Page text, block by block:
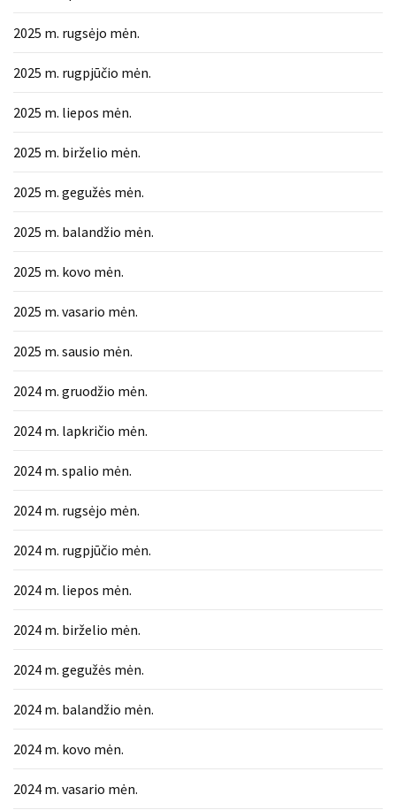
2025 m. rugsėjo mėn.
2025 m. rugpjūčio mėn.
2025 m. liepos mėn.
2025 m. birželio mėn.
2025 m. gegužės mėn.
2025 m. balandžio mėn.
2025 m. kovo mėn.
2025 m. vasario mėn.
2025 m. sausio mėn.
2024 m. gruodžio mėn.
2024 m. lapkričio mėn.
2024 m. spalio mėn.
2024 m. rugsėjo mėn.
2024 m. rugpjūčio mėn.
2024 m. liepos mėn.
2024 m. birželio mėn.
2024 m. gegužės mėn.
2024 m. balandžio mėn.
2024 m. kovo mėn.
2024 m. vasario mėn.